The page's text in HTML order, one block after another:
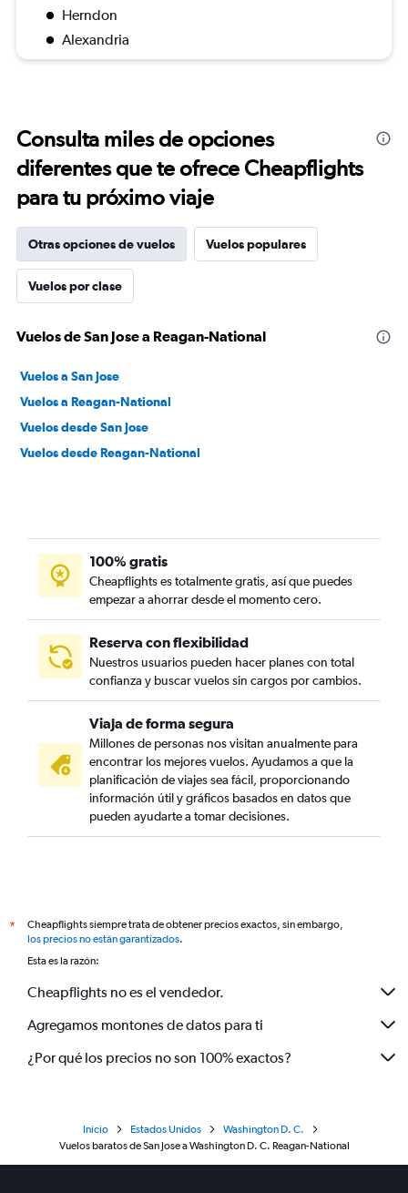
Herndon
Alexandria
Consulta miles de opciones
diferentes que te ofrece Cheapflights
para tu próximo viaje
Otras opciones de vuelos Vuelos populares
Vuelos por clase
Vuelos de San Jose a Reagan-National
Vuelos a San Jose
Vuelos a Reagan-National
Vuelos desde San Jose
Vuelos desde Reagan-National
100% gratis
Cheapflights es totalmente gratis, así que puedes
empezar a ahorrar desde el momento cero.
Reserva con flexibilidad
Nuestros usuarios pueden hacer planes con total
confianza y buscar vuelos sin cargos por cambios.
Viaja de forma segura
Millones de personas nos visitan anualmente para
encontrar los mejores vuelos. Ayudamos a que la
planificación de viajes sea fácil, proporcionando
información útil y gráficos basados en datos que
pueden ayudarte a tomar decisiones.
*
Cheapflights siempre trata de obtener precios exactos, sin embargo,
los precios no están garantizados.
Esta es la razón:
Cheapflights no es el vendedor.
Agregamos montones de datos para ti
¿Por qué los precios no son 100% exactos?
Inicio Estados Unidos
Washington D. C.
Vuelos baratos de San Jose a Washington D. C. Reagan-National